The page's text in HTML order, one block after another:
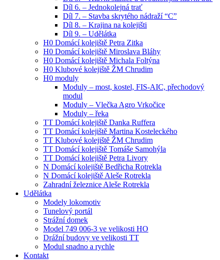
Díl 6. – Jednokolejná trať
Díl 7. – Stavba skrytého nádraží “C”
Díl 8. – Krajina na kolejišti
Díl 9. – Udělátka
H0 Domácí kolejiště Petra Zitka
H0 Domácí kolejiště Miroslava Bláhy
H0 Domácí kolejiště Michala Foltýna
H0 Klubové kolejiště ŽM Chrudim
H0 moduly
Moduly – most, kostel, FIS-AIC, přechodový
modul
Moduly – Vlečka Agro Vrkočice
Moduly – řeka
TT Domácí kolejiště Danka Ruffera
TT Domácí kolejiště Martina Kosteleckého
TT Klubové kolejiště ŽM Chrudim
TT Domácí kolejiště Tomáše Samohýla
TT Domácí kolejiště Petra Livory
N Domácí kolejiště Bedřicha Rotrekla
N Domácí kolejiště Aleše Rotrekla
Zahradní železnice Aleše Rotrekla
Udělátka
Modely lokomotiv
Tunelový portál
Strážní domek
Model 749 006-3 ve velikosti HO
Drážní budovy ve velikosti TT
Modul snadno a rychle
Kontakt